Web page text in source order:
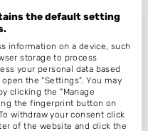
14 a
afstand
the default setting
information on a device, such
storage to process
your personal data based
the "Settings". You may
clicking the "Manage
the fingerprint button on
withdraw your consent click
of the website and click the